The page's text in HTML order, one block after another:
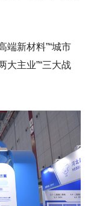
端新材料”“城市
大主业”“三大战